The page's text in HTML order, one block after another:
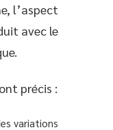
l’aspect
avec le
précis :
variations